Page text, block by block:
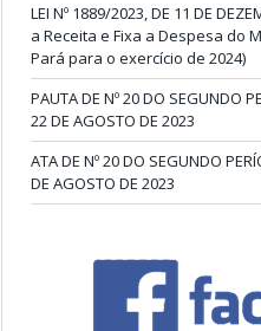
LEI Nº 1889/2023, DE 11 DE
a Receita e Fixa a Despesa do
Pará para o exercício de 2024)
PAUTA DE Nº 20 DO SEGUNDO
22 DE AGOSTO DE 2023
ATA DE Nº 20 DO SEGUNDO
DE AGOSTO DE 2023